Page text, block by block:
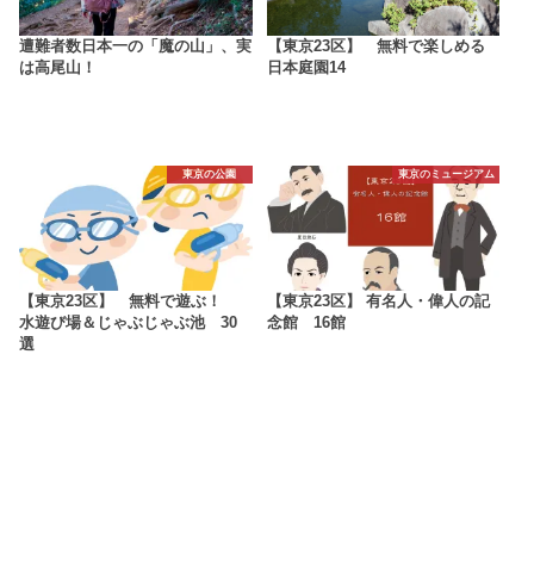
遭難者数日本一の「魔の山」、実
は高尾山！
【東京23区】 無料で楽しめる
日本庭園14
東京の公園
【東京23区】 無料で遊ぶ！
水遊び場＆じゃぶじゃぶ池 30
選
東京のミュージアム
【東京23区】 有名人・偉人の記
念館 16館